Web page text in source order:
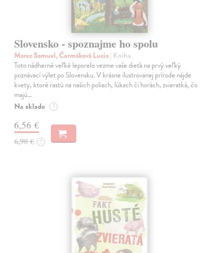
Slovensko - spoznajme ho spolu
Marec Samuel, Čermáková Lucia| Kniha
Toto nádherné veľké leporelo vezme vaše dieťa na prvý veľký
poznávací výlet po Slovensku. V krásne ilustrovanej prírode nájde
kvety, ktoré rastú na našich poliach, lúkach či horách, zvieratká, čo
majú…
Na sklade ?
6,56 €
6,90 € ?